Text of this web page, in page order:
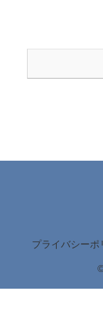
プライバシーポ